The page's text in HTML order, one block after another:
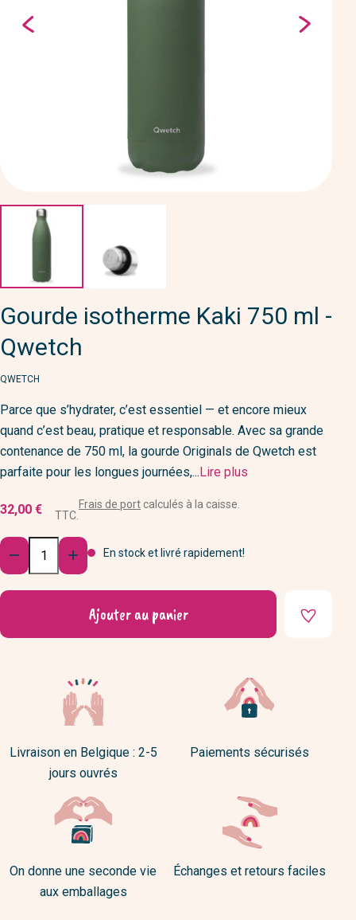
Gourde isotherme Kaki 750 ml -
Qwetch
MARQUE
QWETCH
Parce que s’hydrater, c’est essentiel — et encore mieux
quand c’est beau, pratique et responsable. Avec sa grande
contenance de 750 ml, la gourde Originals de Qwetch est
parfaite pour les longues journées,...Lire plus
32,00 € TTC.
Frais de portcalculés à la caisse.
Quantité
  En stock et livré rapidement!
Ajouter au panier
Livraison en Belgique : 2-5
jours ouvrés
Paiements sécurisés
On donne une seconde vie
aux emballages
Échanges et retours faciles